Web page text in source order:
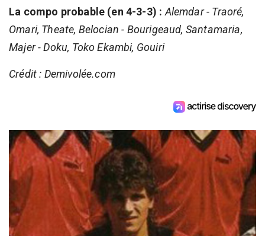
La compo probable (en 4-3-3) :Alemdar - Traoré,
Omari, Theate, Belocian - Bourigeaud, Santamaria,
Majer - Doku, Toko Ekambi, Gouiri
Crédit : Demivolée.com